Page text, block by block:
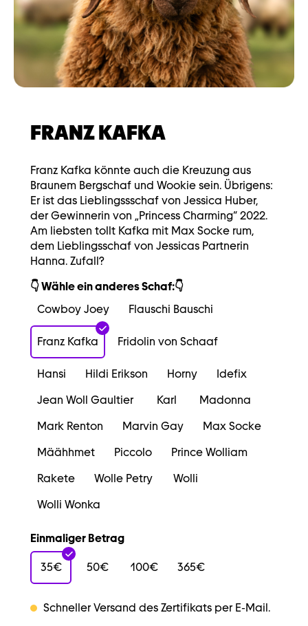
FRANZ KAFKA
Franz Kafka könnte auch die Kreuzung aus
Braunem Bergschaf und Wookie sein. Übrigens:
Er ist das Lieblingssschaf von Jessica Huber,
der Gewinnerin von „Princess Charming“ 2022.
Am liebsten tollt Kafka mit Max Socke rum,
dem Lieblingsschaf von Jessicas Partnerin
Hanna. Zufall?
👇 Wähle ein anderes Schaf:👇
Cowboy Joey
Flauschi Bauschi
Franz Kafka Fridolin von Schaaf
Hansi Hildi Erikson Horny
Idefix
Jean Woll Gaultier
Karl
Madonna
Mark Renton
Marvin Gay
Max Socke
Määhhmet
Piccolo
Prince Wolliam
Rakete
Wolle Petry
Wolli
Wolli Wonka
Einmaliger Betrag
35€ 50€ 100€ 365€
Schneller Versand des Zertifikats per E-Mail.